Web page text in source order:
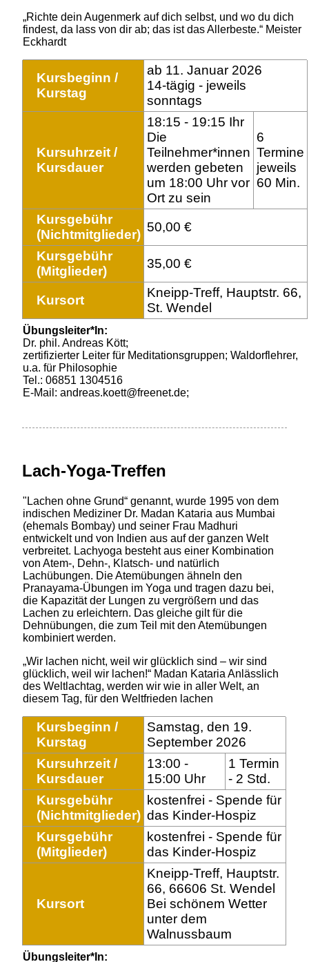
„Richte dein Augenmerk auf dich selbst, und wo du dich
findest, da lass von dir ab; das ist das Allerbeste.“ Meister
Eckhardt
Kursbeginn /
Kurstag
ab 11. Januar 2026
14-tägig - jeweils
sonntags
Kursuhrzeit /
Kursdauer
18:15 - 19:15 Ihr
Die
Teilnehmer*innen
werden gebeten
um 18:00 Uhr vor
Ort zu sein
6
Termine
jeweils
60 Min.
Kursgebühr
(Nichtmitglieder)
50,00 €
Kursgebühr
(Mitglieder)
35,00 €
Kursort
Kneipp-Treff, Hauptstr. 66,
St. Wendel
Übungsleiter*In:
Dr. phil. Andreas Kött;
zertifizierter Leiter für Meditationsgruppen; Waldorflehrer,
u.a. für Philosophie
Tel.: 06851 1304516
E-Mail: andreas.koett@freenet.de;
Lach-Yoga-Treffen
"Lachen ohne Grund“ genannt, wurde 1995 von dem
indischen Mediziner Dr. Madan Kataria aus Mumbai
(ehemals Bombay) und seiner Frau Madhuri
entwickelt und von Indien aus auf der ganzen Welt
verbreitet. Lachyoga besteht aus einer Kombination
von Atem-, Dehn-, Klatsch- und natürlich
Lachübungen. Die Atemübungen ähneln den
Pranayama-Übungen im Yoga und tragen dazu bei,
die Kapazität der Lungen zu vergrößern und das
Lachen zu erleichtern. Das gleiche gilt für die
Dehnübungen, die zum Teil mit den Atemübungen
kombiniert werden.
„Wir lachen nicht, weil wir glücklich sind – wir sind
glücklich, weil wir lachen!“ Madan Kataria Anlässlich
des Weltlachtag, werden wir wie in aller Welt, an
diesem Tag, für den Weltfrieden lachen
Kursbeginn /
Kurstag
Samstag, den 19.
September 2026
Kursuhrzeit /
Kursdauer
13:00 -
15:00 Uhr
1 Termin
- 2 Std.
Kursgebühr
(Nichtmitglieder)
kostenfrei - Spende für
das Kinder-Hospiz
Kursgebühr
(Mitglieder)
kostenfrei - Spende für
das Kinder-Hospiz
Kursort
Kneipp-Treff, Hauptstr.
66, 66606 St. Wendel
Bei schönem Wetter
unter dem
Walnussbaum
Übungsleiter*In: